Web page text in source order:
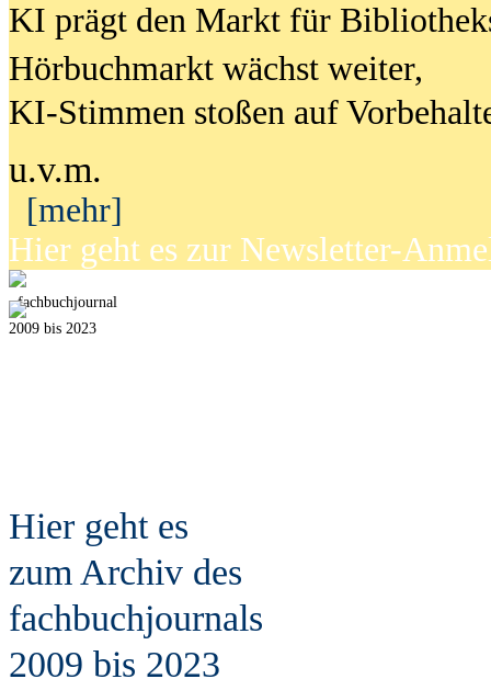
KI prägt den Markt für
Hörbuchmarkt wächst weiter,
KI-Stimmen stoßen auf
u.v.m.
[mehr]
Hier geht es zur Newsletter-
fachbuchjournal
2009 bis 2023
Hier geht es
zum Archiv des
fachbuchjournals
2009 bis 2023